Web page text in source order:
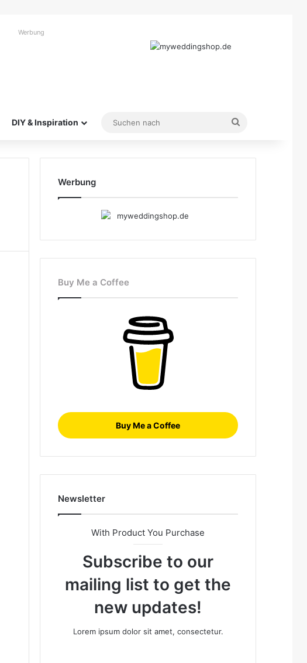
Werbung
DIY & Inspiration
Werbung
Buy Me a Coffee
Buy Me a Coffee
Newsletter
With Product You Purchase
Subscribe to our
mailing list to get the
new updates!
Lorem ipsum dolor sit amet, consectetur.